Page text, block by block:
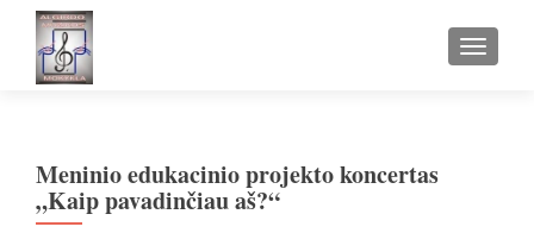
Meninio edukacinio projekto koncertas
„Kaip pavadinčiau aš?“